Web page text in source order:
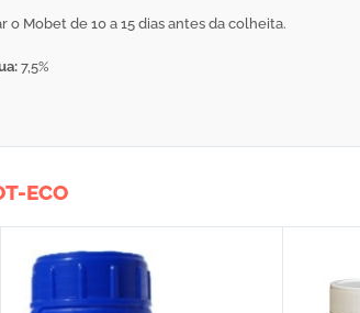
o Mobet de 10 a 15 dias antes da colheita.
7,5%
ECO